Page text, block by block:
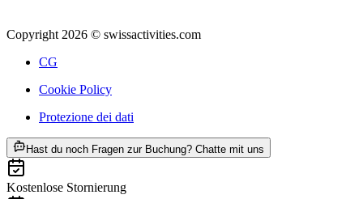
Copyright 2026 © swissactivities.com
CG
Cookie Policy
Protezione dei dati
Hast du noch Fragen zur Buchung? Chatte mit uns
Kostenlose Stornierung